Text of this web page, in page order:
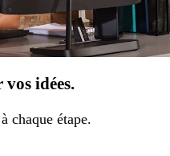
idées.
à chaque étape.